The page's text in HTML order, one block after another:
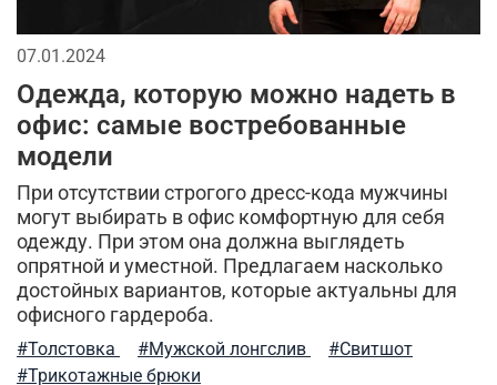
07.01.2024
Одежда, которую можно надеть в
офис: самые востребованные
модели
При отсутствии строгого дресс-кода мужчины
могут выбирать в офис комфортную для себя
одежду. При этом она должна выглядеть
опрятной и уместной. Предлагаем насколько
достойных вариантов, которые актуальны для
офисного гардероба.
#Толстовка #Мужской лонгслив
#Свитшот
#Трикотажные брюки